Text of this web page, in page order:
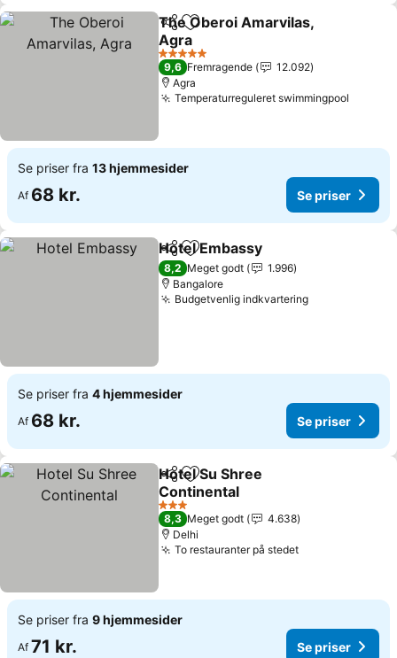
Del Føj til favoritter
The Oberoi Amarvilas,
Agra
5 Stjerner
9,6 Fremragende
12.092
Agra
Temperaturreguleret swimmingpool
Se priser fra 13 hjemmesider
Af 68 kr. Se priser
Del Føj til favoritter
Hotel Embassy
8,2 Meget godt
1.996
Bangalore
Budgetvenlig indkvartering
Se priser fra 4 hjemmesider
Af 68 kr. Se priser
Del Føj til favoritter
Hotel Su Shree
Continental
3 Stjerner
8,3 Meget godt
4.638
Delhi
To restauranter på stedet
Se priser fra 9 hjemmesider
Af 71 kr. Se priser